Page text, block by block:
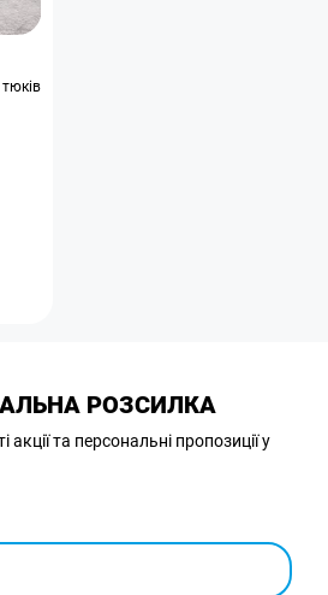
РОЗСИЛКА
акції та персональні пропозиції у